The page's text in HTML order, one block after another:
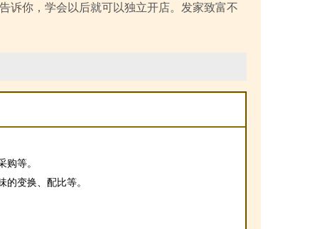
诉你，学会以后就可以独立开店。发家致富不
等。
变换、配比等。